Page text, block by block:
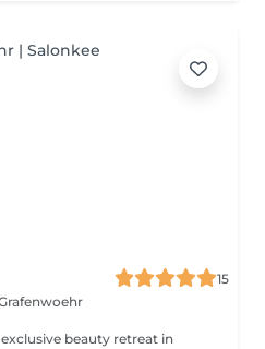
15
beauty retreat in